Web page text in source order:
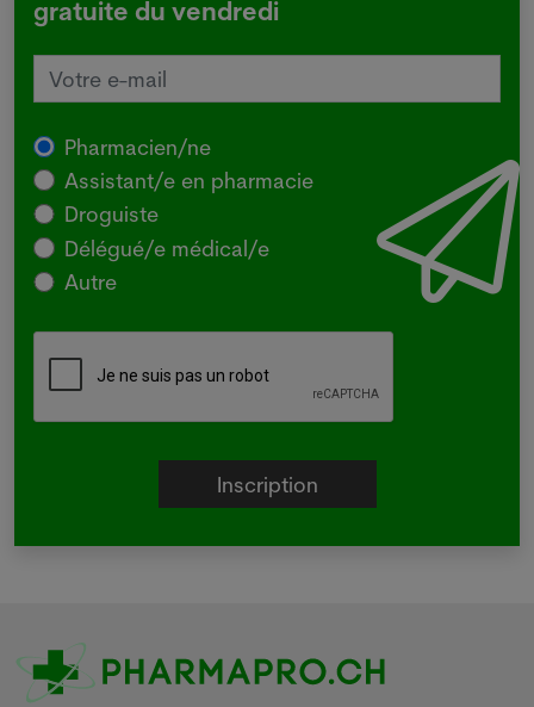
gratuite du vendredi
Pharmacien/ne
Assistant/e en pharmacie
Droguiste
Délégué/e médical/e
Autre